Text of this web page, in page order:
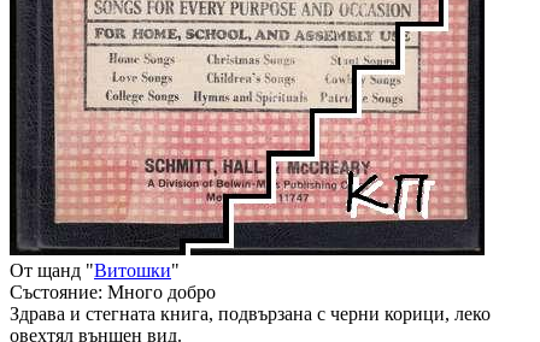
От щанд "Витошки"
Състояние: Много добро
Здрава и стегната книга, подвързана с черни корици, леко
овехтял външен вид.